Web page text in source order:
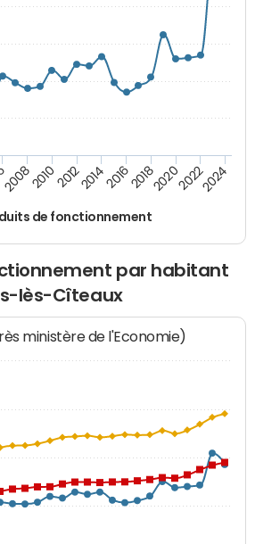
de fonctionnement
200820102012201420162018202020222024
par habitant
lès-Cîteaux
ministère de l'Economie)